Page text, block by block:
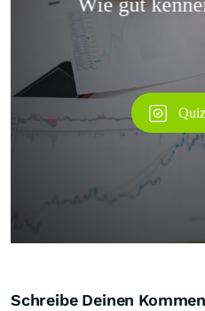
Schreibe Deinen